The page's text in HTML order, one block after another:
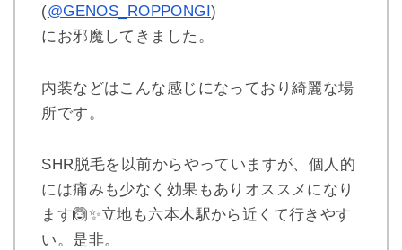
(@GENOS_ROPPONGI)
にお邪魔してきました。
内装などはこんな感じになっており綺麗な場
所です。
SHR脱毛を以前からやっていますが、個人的
には痛みも少なく効果もありオススメになり
ます🙆✨立地も六本木駅から近くて行きやす
い。是非。